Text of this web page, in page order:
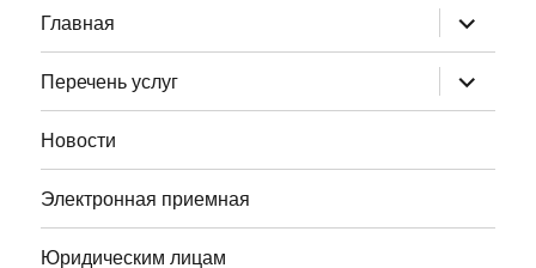
Главная раскрыть
дочернее
меню
Перечень услуг
раскрыть
дочернее
меню
Новости
Электронная приемная
Юридическим лицам